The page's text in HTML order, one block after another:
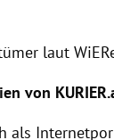
laut
von KURIER
als